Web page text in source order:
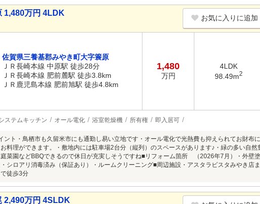
1,480万円 4LDK
お気に入りに追加
佐賀県三養基郡みやき町大字簑原
ＪＲ長崎本線 中原駅 徒歩28分
ＪＲ長崎本線 肥前麓駅 徒歩3.8km
ＪＲ鹿児島本線 肥前旭駅 徒歩4.8km
1,480
万円
4LDK
98.49m2
ステムキッチン オール電化 浴室乾燥機 所有権 即入居可
ント・鳥栖市も久留米市にも通勤し易い立地です・オール電化で光熱費も抑えられてお財布
料理ができます。・敷地内には駐車場2台分（縦列）のスペースがあります♪・緑の多い自
菜園などBBQできるので休日が充実しそうですね■リフォーム箇所 （2026年7月）・外壁
シロアリ消毒済み（保証あり）・ルームクリーニング■周辺施設・アスタラビスタみやき店
徒歩3分
2,490万円 4SLDK